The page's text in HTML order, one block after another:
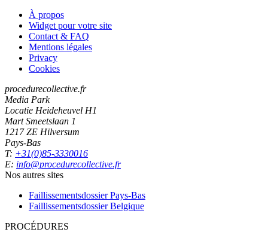
À propos
Widget pour votre site
Contact & FAQ
Mentions légales
Privacy
Cookies
procedurecollective.fr
Media Park
Locatie Heideheuvel H1
Mart Smeetslaan 1
1217 ZE Hilversum
Pays-Bas
T: +31(0)85-3330016
E: info@procedurecollective.fr
Nos autres sites
Faillissementsdossier Pays-Bas
Faillissementsdossier Belgique
PROCÉDURES